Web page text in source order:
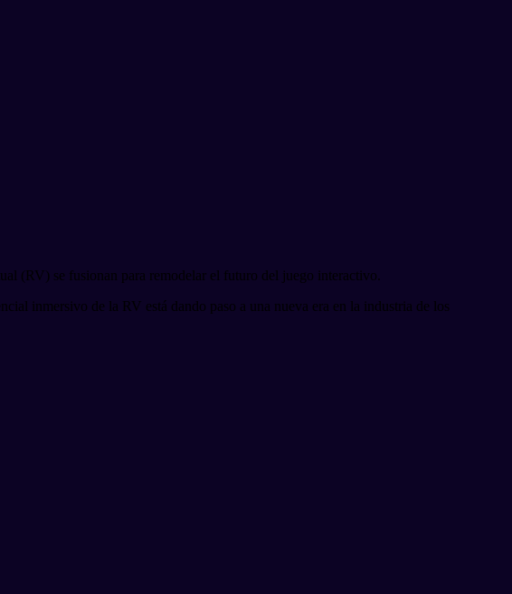
(RV) se fusionan para remodelar el futuro del juego interactivo.
inmersivo de la RV está dando paso a una nueva era en la industria de los